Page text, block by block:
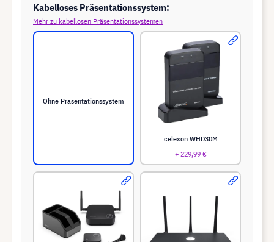
Kabelloses Präsentationssystem:
Mehr zu kabellosen Präsentationssystemen
Ohne Präsentationssystem
celexon WHD30M
+ 229,99 €